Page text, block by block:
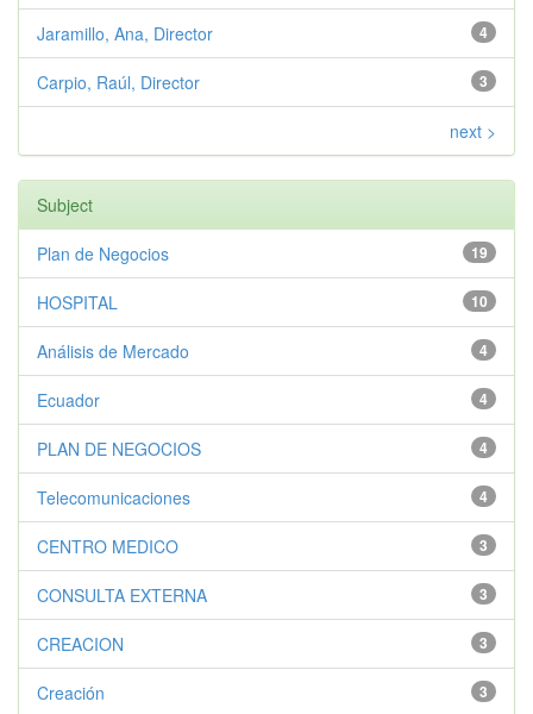
4
Jaramillo, Ana, Director
3
Carpio, Raúl, Director
next >
Subject
19
Plan de Negocios
10
HOSPITAL
4
Análisis de Mercado
4
Ecuador
4
PLAN DE NEGOCIOS
4
Telecomunicaciones
3
CENTRO MEDICO
3
CONSULTA EXTERNA
3
CREACION
3
Creación